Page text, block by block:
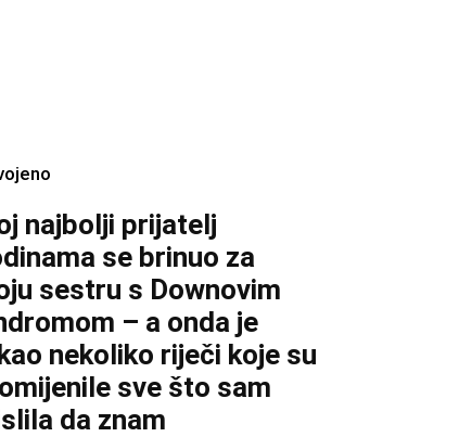
najbolji prijatelj
se brinuo za
sestru s Downovim
– a onda je
nekoliko riječi koje su
sve što sam
da znam